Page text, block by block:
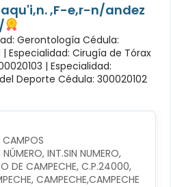
,F-e,r-n/andez
Gerontología Cédula:
| Especialidad: Cirugía de Tórax
| Especialidad:
Deporte Cédula: 300020102
CAMPOS
INT.SIN NUMERO,
DE CAMPECHE, C.P.24000,
CAMPECHE,CAMPECHE